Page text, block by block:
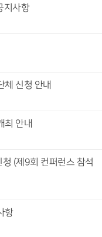
지사항
체 신청 안내
최 안내
(제9회 컨퍼런스 참석
항